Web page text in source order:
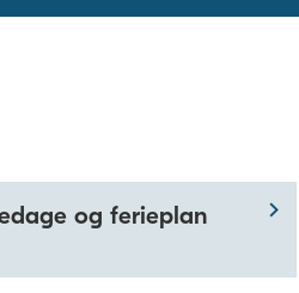
og ferieplan